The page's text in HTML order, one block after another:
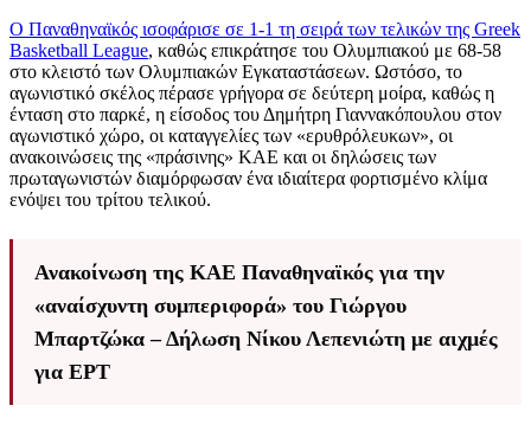
Ο Παναθηναϊκός ισοφάρισε σε 1-1 τη σειρά των τελικών της Greek
Basketball League, καθώς επικράτησε του Ολυμπιακού με 68-58
στο κλειστό των Ολυμπιακών Εγκαταστάσεων. Ωστόσο, το
αγωνιστικό σκέλος πέρασε γρήγορα σε δεύτερη μοίρα, καθώς η
ένταση στο παρκέ, η είσοδος του Δημήτρη Γιαννακόπουλου στον
αγωνιστικό χώρο, οι καταγγελίες των «ερυθρόλευκων», οι
ανακοινώσεις της «πράσινης» ΚΑΕ και οι δηλώσεις των
πρωταγωνιστών διαμόρφωσαν ένα ιδιαίτερα φορτισμένο κλίμα
ενόψει του τρίτου τελικού.
Ανακοίνωση της ΚΑΕ Παναθηναϊκός για την
«αναίσχυντη συμπεριφορά» του Γιώργου
Μπαρτζώκα – Δήλωση Νίκου Λεπενιώτη με αιχμές
για ΕΡΤ